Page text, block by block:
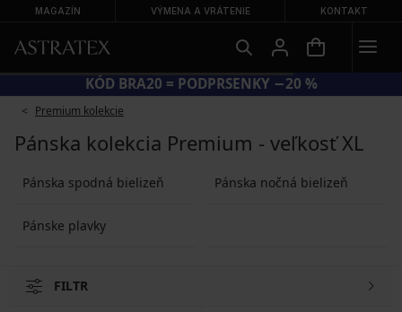
MAGAZÍN VÝMENA A VRÁTENIE KONTAKT
KÓD BRA20 = PODPRSENKY −20 %
Premium kolekcie
Pánska kolekcia Premium - veľkosť XL
Pánska spodná bielizeň Pánska nočná bielizeň
Pánske plavky
FILTR